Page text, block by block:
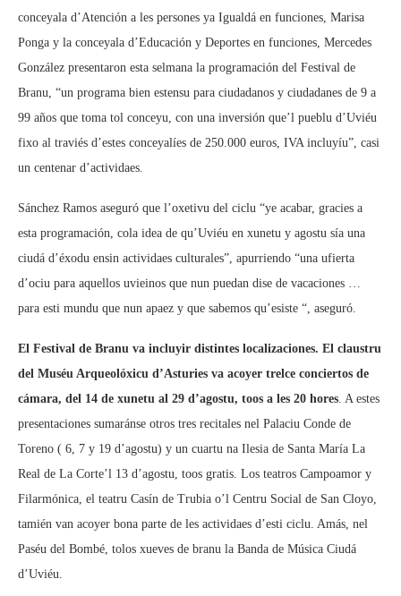
conceyala d’Atención a les persones ya Igualdá en funciones, Marisa
Ponga y la conceyala d’Educación y Deportes en funciones, Mercedes
González presentaron esta selmana la programación del Festival de
Branu, “un programa bien estensu para ciudadanos y ciudadanes de 9 a
99 años que toma tol conceyu, con una inversión que’l pueblu d’Uviéu
fixo al traviés d’estes conceyalíes de 250.000 euros, IVA incluyíu”, casi
un centenar d’actividaes.
Sánchez Ramos aseguró que l’oxetivu del ciclu “ye acabar, gracies a
esta programación, cola idea de qu’Uviéu en xunetu y agostu sía una
ciudá d’éxodu ensin actividaes culturales”, apurriendo “una ufierta
d’ociu para aquellos uvieinos que nun puedan dise de vacaciones …
para esti mundu que nun apaez y que sabemos qu’esiste “, aseguró.
El Festival de Branu va incluyir distintes localizaciones. El claustru
del Muséu Arqueolóxicu d’Asturies va acoyer trelce conciertos de
cámara, del 14 de xunetu al 29 d’agostu, toos a les 20 hores . A estes
presentaciones sumaránse otros tres recitales nel Palaciu Conde de
Toreno ( 6, 7 y 19 d’agostu) y un cuartu na Ilesia de Santa María La
Real de La Corte’l 13 d’agostu, toos gratis. Los teatros Campoamor y
Filarmónica, el teatru Casín de Trubia o’l Centru Social de San Cloyo,
tamién van acoyer bona parte de les actividaes d’esti ciclu. Amás, nel
Paséu del Bombé, tolos xueves de branu la Banda de Música Ciudá
d’Uviéu.